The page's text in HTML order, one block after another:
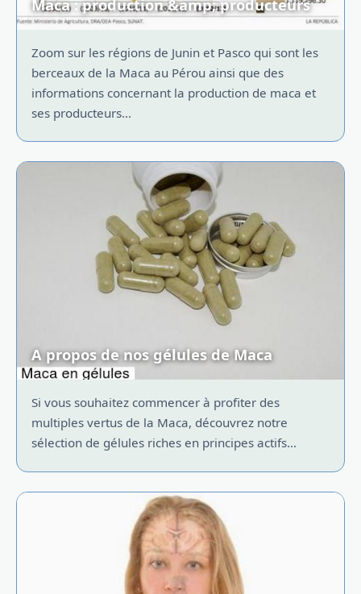
Maca : production &amp; producteurs
Zoom sur les régions de Junin et Pasco qui sont les
berceaux de la Maca au Pérou ainsi que des
informations concernant la production de maca et
ses producteurs...
A propos de nos gélules de Maca
Si vous souhaitez commencer à profiter des
multiples vertus de la Maca, découvrez notre
sélection de gélules riches en principes actifs...